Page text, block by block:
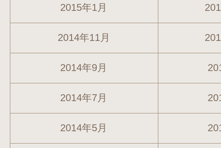
2015年1月
2014年11月
2014年9月
2014年7月
2014年5月